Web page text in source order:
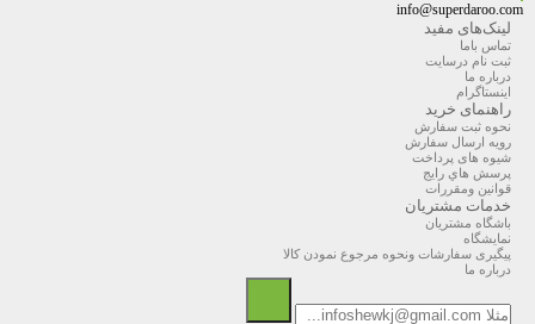
info@superdaroo.com
لینک‌های مفید
تماس باما
ثبت نام درسایت
درباره ما
اینستاگرام
راهنمای خرید
نحوه ثبت سفارش
رویه ارسال سفارش
شیوه های پرداخت
پرسش هاي رايج
قوانین ومقررات
خدمات مشتریان
باشگاه مشتریان
نمایشگاه
پیگیری سفارشات ونحوه مرجوع نمودن کالا
درباره ما